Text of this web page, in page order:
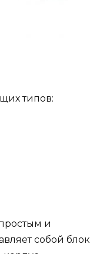
типов:
и
собой блок